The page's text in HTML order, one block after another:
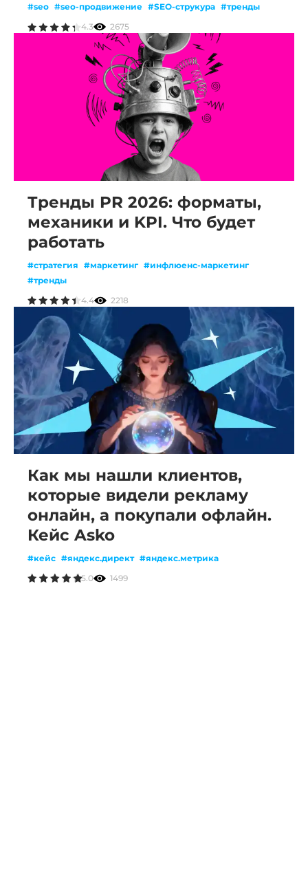
#seo #seo-продвижение #SEO-струкура #тренды
4.3
2675
Тренды PR 2026: форматы,
механики и KPI. Что будет
работать
#стратегия #маркетинг #инфлюенс-маркетинг
#тренды
4.4
2218
Как мы нашли клиентов,
которые видели рекламу
онлайн, а покупали офлайн.
Кейс Asko
#кейс #яндекс.директ #яндекс.метрика
5.0
1499